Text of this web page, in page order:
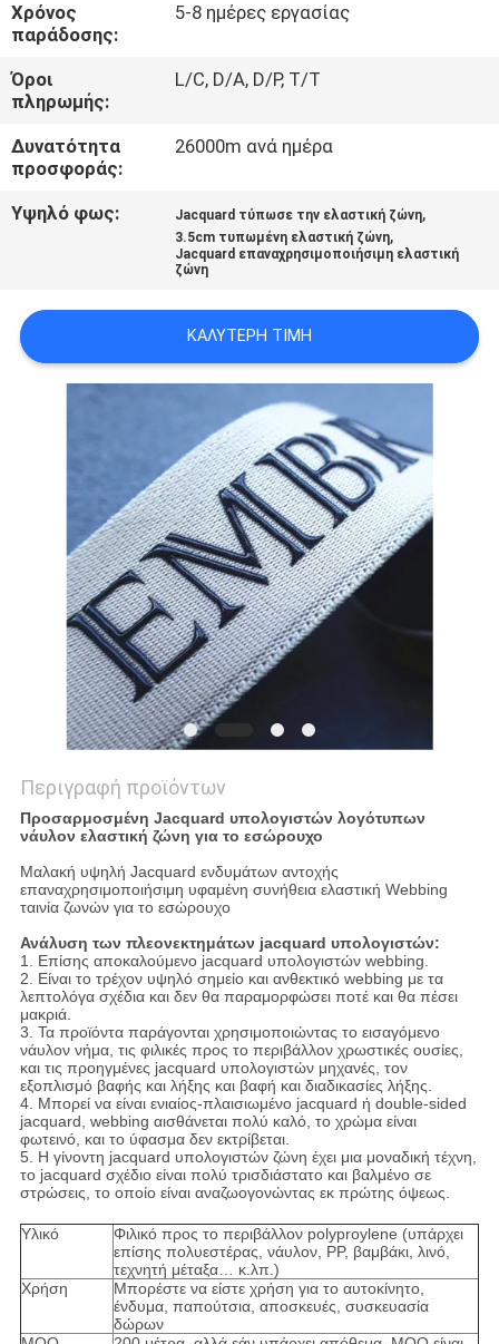
ΕΠΑΦΉ
ΜΕ
ΖΗΤΉΣΤΕ
ΈΝΑ
ΑΠΌΣΠΑΣΜΑ
PRIVACY
POLICY
Χρόνος
παράδοσης:
5-8 ημέρες εργασίας
Όροι
πληρωμής:
L/C, D/A, D/P, T/T
Δυνατότητα
προσφοράς:
26000m ανά ημέρα
Υψηλό φως: Jacquard τύπωσε την ελαστική ζώνη,
3.5cm τυπωμένη ελαστική ζώνη,
Jacquard επαναχρησιμοποιήσιμη ελαστική
ζώνη
ΚΑΛΎΤΕΡΗ ΤΙΜΉ
Περιγραφή προϊόντων
Προσαρμοσμένη Jacquard υπολογιστών λογότυπων
νάυλον ελαστική ζώνη για το εσώρουχο
Μαλακή υψηλή Jacquard ενδυμάτων αντοχής
επαναχρησιμοποιήσιμη υφαμένη συνήθεια ελαστική Webbing
ταινία ζωνών για το εσώρουχο
Ανάλυση των πλεονεκτημάτων jacquard υπολογιστών:
1. Επίσης αποκαλούμενο jacquard υπολογιστών webbing.
2. Είναι το τρέχον υψηλό σημείο και ανθεκτικό webbing με τα
λεπτολόγα σχέδια και δεν θα παραμορφώσει ποτέ και θα πέσει
μακριά.
3. Τα προϊόντα παράγονται χρησιμοποιώντας το εισαγόμενο
νάυλον νήμα, τις φιλικές προς το περιβάλλον χρωστικές ουσίες,
και τις προηγμένες jacquard υπολογιστών μηχανές, τον
εξοπλισμό βαφής και λήξης και βαφή και διαδικασίες λήξης.
4. Μπορεί να είναι ενιαίος-πλαισιωμένο jacquard ή double-sided
jacquard, webbing αισθάνεται πολύ καλό, το χρώμα είναι
φωτεινό, και το ύφασμα δεν εκτρίβεται.
5. Η γίνοντη jacquard υπολογιστών ζώνη έχει μια μοναδική τέχνη,
το jacquard σχέδιο είναι πολύ τρισδιάστατο και βαλμένο σε
στρώσεις, το οποίο είναι αναζωογονώντας εκ πρώτης όψεως.
Υλικό
Φιλικό προς το περιβάλλον polyproylene (υπάρχει
επίσης πολυεστέρας, νάυλον, PP, βαμβάκι, λινό,
τεχνητή μέταξα… κ.λπ.)
Χρήση
Μπορέστε να είστε χρήση για το αυτοκίνητο,
ένδυμα, παπούτσια, αποσκευές, συσκευασία
δώρων